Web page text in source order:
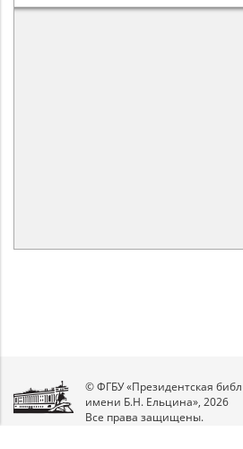
© ФГБУ «Президентская
имени Б.Н. Ельцина», 2026
Все права защищены.